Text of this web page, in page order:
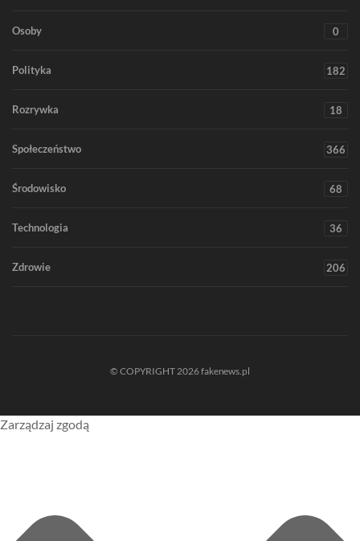
Osoby 0
Polityka 182
Rozrywka 18
Społeczeństwo 366
Środowisko 68
Technologia 36
Zdrowie 206
© COPYRIGHT 2026 fakenews.pl
Zarządzaj zgodą